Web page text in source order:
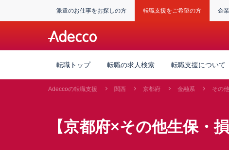
派遣のお仕事をお探しの方 転職支援をご希望の方 企
転職トップ 転職の求人検索 転職支援について
Adeccoの転職支援 関西 京都府 金融系 その
【京都府×その他生保・